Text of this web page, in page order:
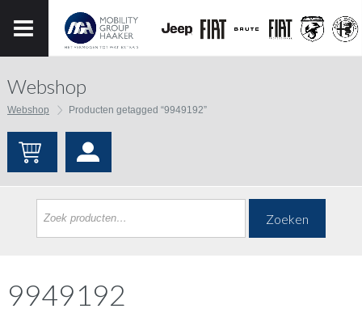
Webshop
Webshop Producten getagged “9949192”
Zoeken
9949192